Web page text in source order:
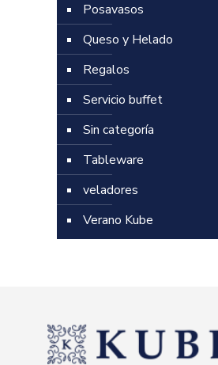
Posavasos
Queso y Helado
Regalos
Servicio buffet
Sin categoría
Tableware
veladores
Verano Kube